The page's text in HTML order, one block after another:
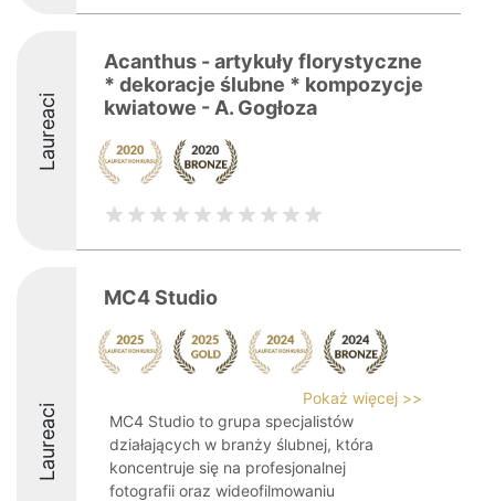
Laureaci
Acanthus - artykuły florystyczne
* dekoracje ślubne * kompozycje
kwiatowe - A. Gogłoza
Laureaci
MC4 Studio
Pokaż więcej >>
MC4 Studio to grupa specjalistów
działających w branży ślubnej, która
koncentruje się na profesjonalnej
fotografii oraz wideofilmowaniu